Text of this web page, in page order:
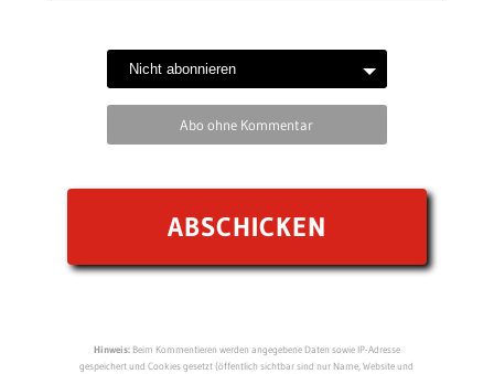
Abo ohne Kommentar
Hinweis:Beim Kommentieren werden angegebene Daten sowie IP-Adresse
gespeichert und Cookies gesetzt (öffentlich sichtbar sind nur Name, Website und